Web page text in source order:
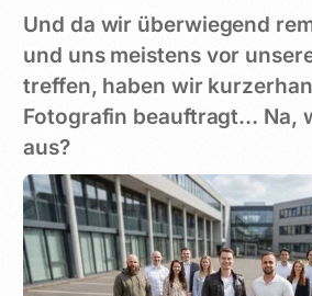
Und da wir überwiegend
und uns meistens vor
treffen, haben wir
Fotografin beauftragt… Na,
aus?